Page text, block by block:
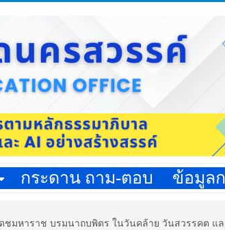
กระดาน ถาม-ตอบ ข้อมูล
ชมหาราช บรมนาถบพิตร ในวันคล้าย วันสวรรคต แ